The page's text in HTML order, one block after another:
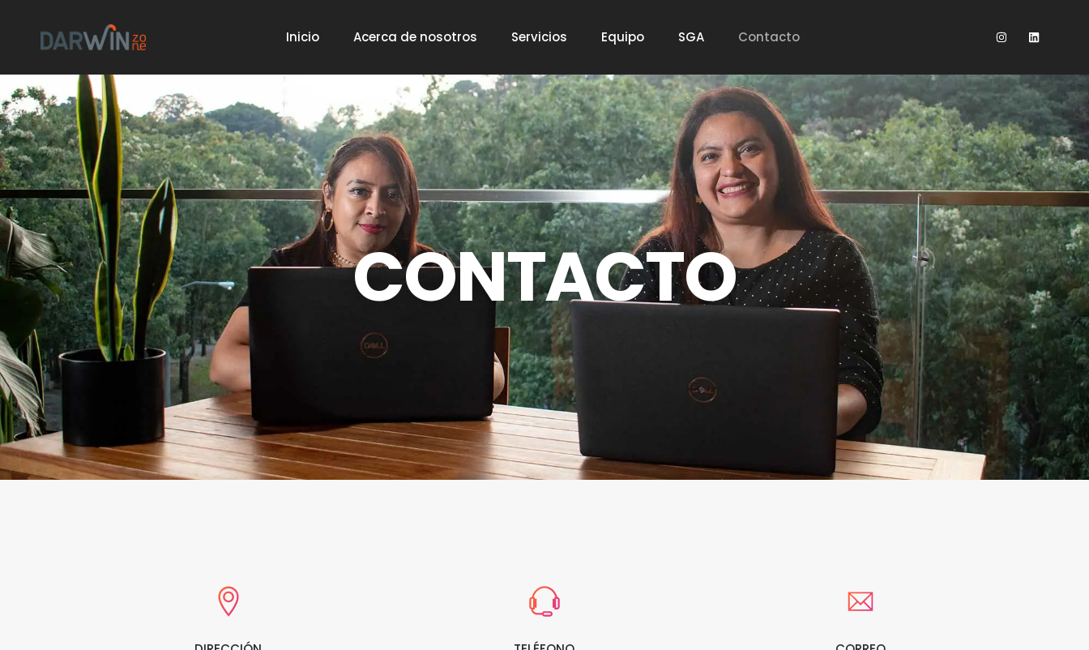
Inicio Acerca de nosotros Servicios Equipo SGA Contacto
CONTACTO